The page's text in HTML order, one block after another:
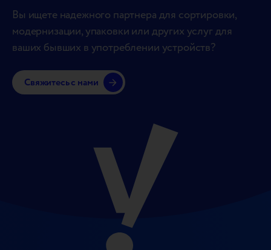
Вы ищете надежного партнера для сортировки,
модернизации, упаковки или других услуг для
ваших бывших в употреблении устройств?
Свяжитесь с нами